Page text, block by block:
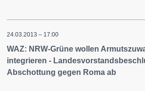
24.03.2013 – 17:00
WAZ: NRW-Grüne wollen
integrieren -
Abschottung gegen Roma ab